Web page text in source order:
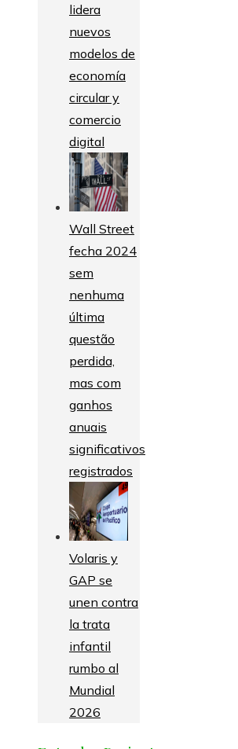
lidera
nuevos
modelos de
economía
circular y
comercio
digital
Wall Street
fecha 2024
sem
nenhuma
última
questão
perdida,
mas com
ganhos
anuais
significativos
registrados
Volaris y
GAP se
unen contra
la trata
infantil
rumbo al
Mundial
2026